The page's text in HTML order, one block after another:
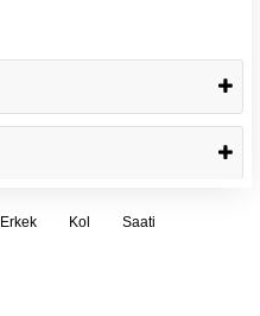
Erkek Kol Saati